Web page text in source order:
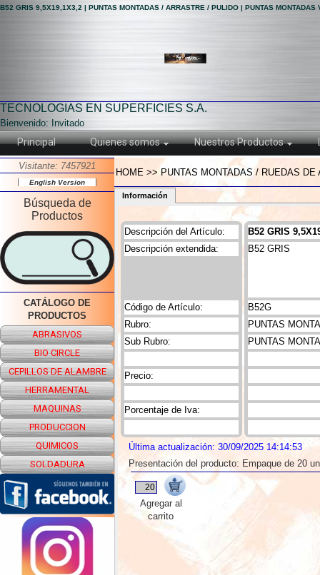
B52 GRIS 9,5X19,1X3,2 | PUNTAS MONTADAS / ARRASTRE / PULIDO | PUNTAS MONTADAS
TECNOLOGIAS EN SUPERFICIES S.A.
Bienvenido: Invitado
Principal Quienes somos Nuestros Productos
Visitante: 7457921
English Version
Búsqueda de
Productos
CATÁLOGO DE
PRODUCTOS
ABRASIVOS
BIO CIRCLE
CEPILLOS DE ALAMBRE
HERRAMENTAL
MAQUINAS
PRODUCCION
QUIMICOS
SOLDADURA
HOME >> PUNTAS MONTADAS / RUEDAS
Información
Descripción del Artículo:
Código de Artículo:
Rubro:
Sub Rubro:
Precio:
Descripción extendida:
Porcentaje de Iva:
B52 GRIS
B52G
PUNTAS
PUNTAS
B52 GRIS
Última actualización: 30/09/2025 14:14:53
Presentación del producto: Empaque de 20
Agregar al
carrito